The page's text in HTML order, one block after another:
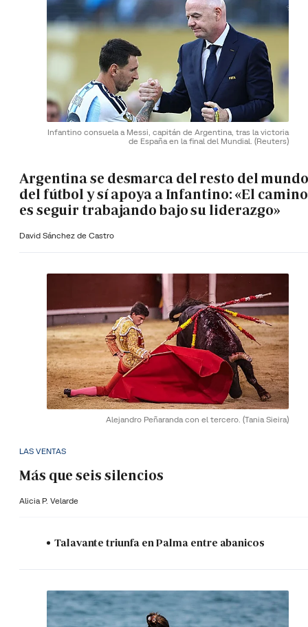
Infantino consuela a Messi, capitán de Argentina, tras la victoria
de España en la final del Mundial. (Reuters)
Argentina se desmarca del resto del mundo
del fútbol y sí apoya a Infantino: «El camino
es seguir trabajando bajo su liderazgo»
David Sánchez de Castro
Alejandro Peñaranda con el tercero. (Tania Sieira)
LAS VENTAS
Más que seis silencios
Alicia P. Velarde
Talavante triunfa en Palma entre abanicos